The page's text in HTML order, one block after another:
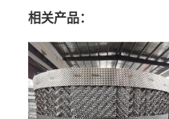
相关产品：